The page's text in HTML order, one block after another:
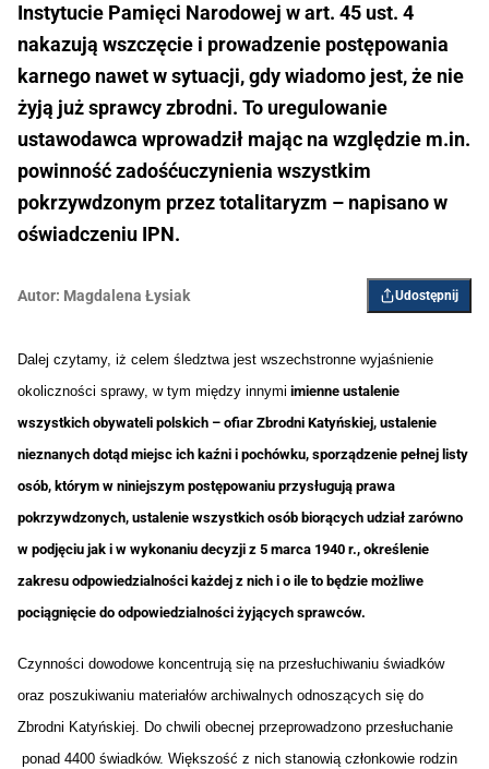
Instytucie Pamięci Narodowej w art. 45 ust. 4
nakazują wszczęcie i prowadzenie postępowania
karnego nawet w sytuacji, gdy wiadomo jest, że nie
żyją już sprawcy zbrodni. To uregulowanie
ustawodawca wprowadził mając na względzie m.in.
powinność zadośćuczynienia wszystkim
pokrzywdzonym przez totalitaryzm – napisano w
oświadczeniu IPN.
Autor: Magdalena Łysiak Udostępnij
Dalej czytamy, iż celem śledztwa jest wszechstronne wyjaśnienie
okoliczności sprawy, w tym między innymi imienne ustalenie
wszystkich obywateli polskich – ofiar Zbrodni Katyńskiej, ustalenie
nieznanych dotąd miejsc ich kaźni i pochówku, sporządzenie pełnej listy
osób, którym w niniejszym postępowaniu przysługują prawa
pokrzywdzonych, ustalenie wszystkich osób biorących udział zarówno
w podjęciu jak i w wykonaniu decyzji z 5 marca 1940 r., określenie
zakresu odpowiedzialności każdej z nich i o ile to będzie możliwe
pociągnięcie do odpowiedzialności żyjących sprawców.
Czynności dowodowe koncentrują się na przesłuchiwaniu świadków
oraz poszukiwaniu materiałów archiwalnych odnoszących się do
Zbrodni Katyńskiej. Do chwili obecnej przeprowadzono przesłuchanie
ponad 4400 świadków. Większość z nich stanowią członkowie rodzin